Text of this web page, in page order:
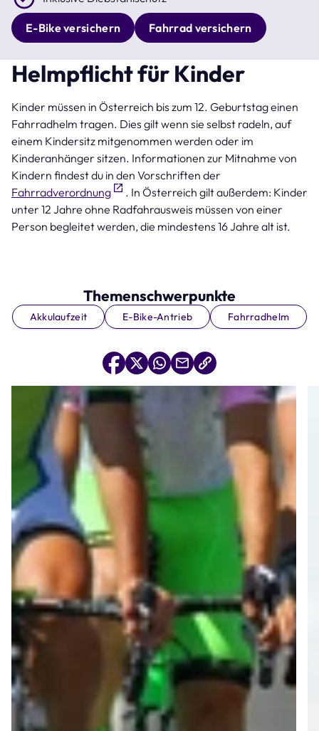
E-Bike versichern Fahrrad versichern
Helmpflicht für Kinder
Kinder müssen in Österreich bis zum 12. Geburtstag einen
Fahrradhelm tragen. Dies gilt wenn sie selbst radeln, auf
einem Kindersitz mitgenommen werden oder im
Kinderanhänger sitzen. Informationen zur Mitnahme von
Kindern findest du in den Vorschriften der
Fahrradverordnung
. In Österreich gilt außerdem: Kinder
unter 12 Jahre ohne Radfahrausweis müssen von einer
Person begleitet werden, die mindestens 16 Jahre alt ist.
Themenschwerpunkte
Akkulaufzeit E-Bike-Antrieb Fahrradhelm